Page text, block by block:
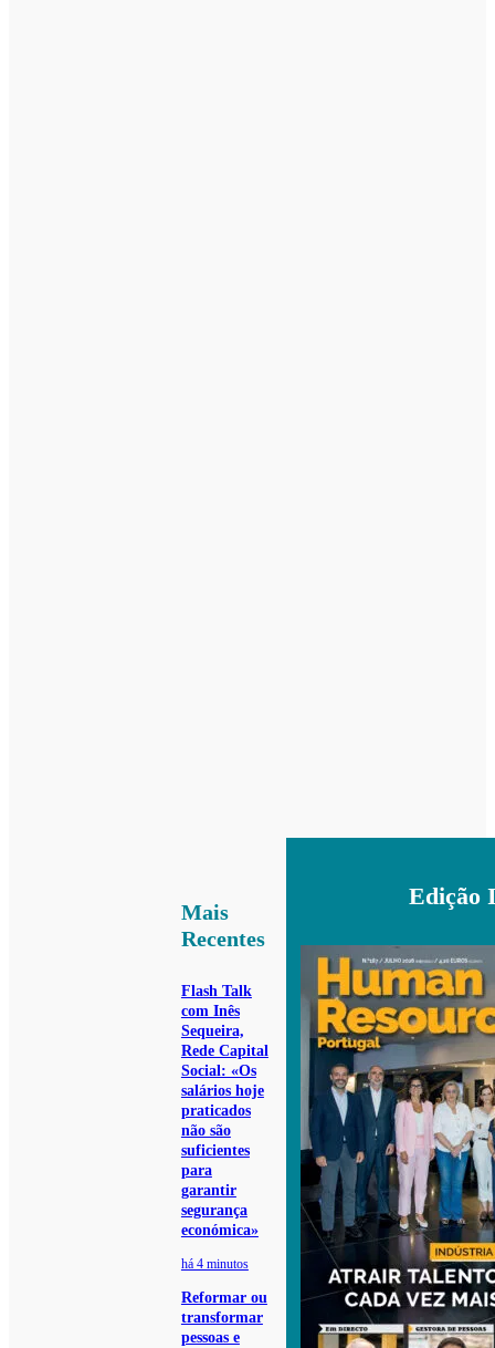
Mais
Recentes
Flash Talk
com Inês
Sequeira,
Rede Capital
Social: «Os
salários hoje
praticados
não são
suficientes
para
garantir
segurança
económica»
há 4 minutos
Reformar ou
transformar
pessoas e
Edição